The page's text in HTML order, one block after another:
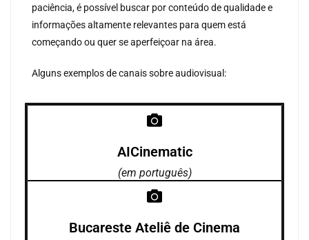
paciência, é possível buscar por conteúdo de qualidade e
informações altamente relevantes para quem está
começando ou quer se aperfeiçoar na área.
Alguns exemplos de canais sobre audiovisual:
AICinematic
(em português)
Bucareste Ateliê de Cinema